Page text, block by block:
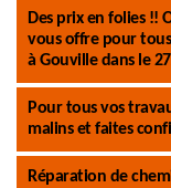
Des prix en folies !!
vous offre pour
à Gouville dans le
Pour tous vos
malins et faites
Réparation de